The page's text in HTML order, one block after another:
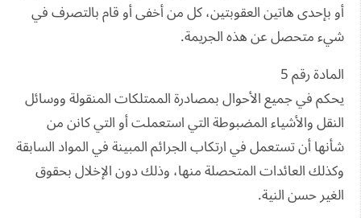
أو بإحدى هاتين العقوبتين، كل من أخفى أو قام بالتصرف في
شيء متحصل عن هذه الجريمة.
المادة رقم 5
يحكم في جميع الأحوال بمصادرة الممتلكات المنقولة ووسائل
النقل والأشياء المضبوطة التي استعملت أو التي كانن من
شأنها أن تستعمل في ارتكاب الجرائم المبينة في المواد السابقة
وكذلك العائدات المتحصلة منها، وذلك دون الإخلال بحقوق
الغير حسن النية.